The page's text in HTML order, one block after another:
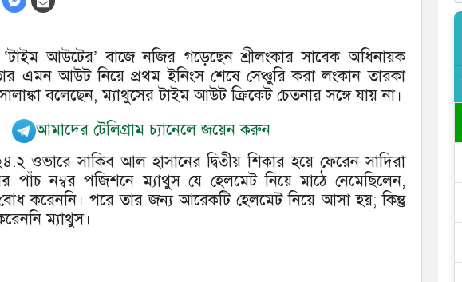
‘টাইম আউটের’ বাজে নজির গড়েছেন শ্রীলংকার সাবেক অধিনায়ক
এমন আউট নিয়ে প্রথম ইনিংস শেষে সেঞ্চুরি করা লংকান তারকা
বলেছেন, ম্যাথুসের টাইম আউট ক্রিকেট চেতনার সঙ্গে যায় না।
আমাদের টেলিগ্রাম চ্যানেলে জয়েন করুন
ওভারে সাকিব আল হাসানের দ্বিতীয় শিকার হয়ে ফেরেন সাদিরা
পাঁচ নম্বর পজিশনে ম্যাথুস যে হেলমেট নিয়ে মাঠে নেমেছিলেন,
করেননি। পরে তার জন্য আরেকটি হেলমেট নিয়ে আসা হয়; কিন্তু
ম্যাথুস।